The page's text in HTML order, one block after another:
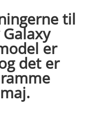
til
er
det er